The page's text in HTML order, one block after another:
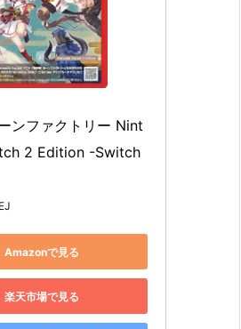
ンファクトリー Nint
2 Edition -Switch
Amazonで見る
楽天市場で見る